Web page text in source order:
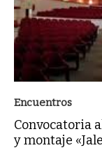
Encuentros
Convocatoria
y montaje